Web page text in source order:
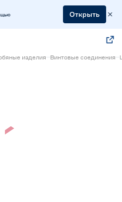
Открыть
изделия Винтовые соединения